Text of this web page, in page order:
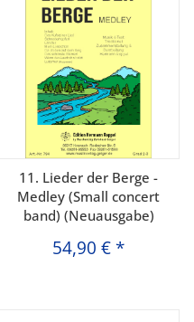
11. Lieder der Berge -
Medley (Small concert
band) (Neuausgabe)
54,90 € *